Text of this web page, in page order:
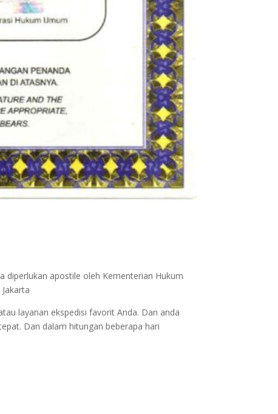
diperlukan apostile oleh Kementerian Hukum
layanan ekspedisi favorit Anda. Dan anda
Dan dalam hitungan beberapa hari